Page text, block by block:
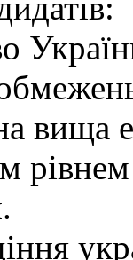
вища
рівнем